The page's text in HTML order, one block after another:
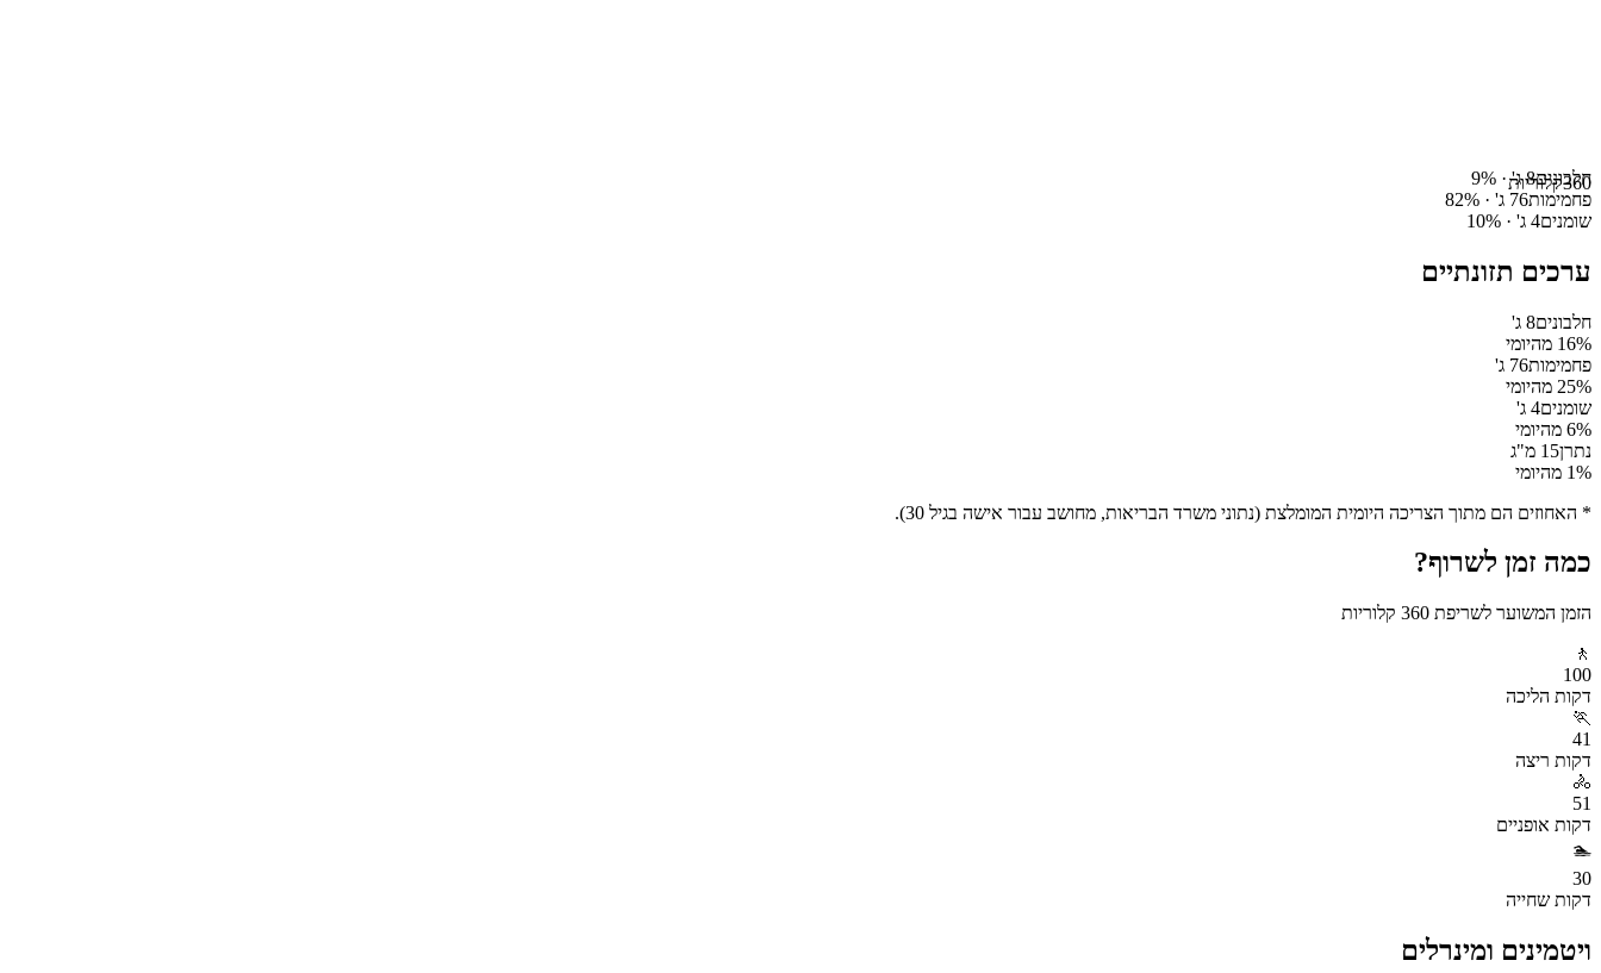
360קלוריותחלבונים8ג' · 9%
פחמימות76 ג' · 82%
שומנים4 ג' · 10%
ערכים תזונתיים
חלבונים8 ג'
16% מהיומי
פחמימות76 ג'
25% מהיומי
שומנים4 ג'
6% מהיומי
נתרן15 מ"ג
1% מהיומי
* האחוזים הם מתוך הצריכה היומית המומלצת (נתוני משרד הבריאות, מחושב עבור אישה בגיל 30).
כמה זמן לשרוף?
הזמן המשוער לשריפת 360 קלוריות
🚶
100
דקות הליכה
🏃
41
דקות ריצה
🚴
51
דקות אופניים
🏊
30
דקות שחייה
ויטמינים ומינרלים